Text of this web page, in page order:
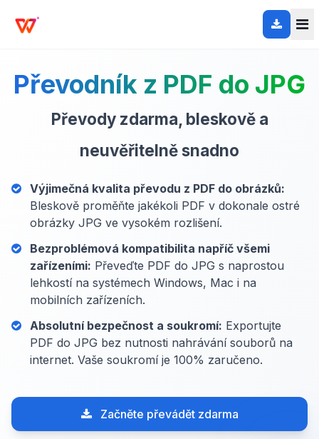
Převodník z PDF do JPG
Převody zdarma, bleskově a
neuvěřitelně snadno
Výjimečná kvalita převodu z PDF do obrázků:
Bleskově proměňte jakékoli PDF v dokonale ostré
obrázky JPG ve vysokém rozlišení.
Bezproblémová kompatibilita napříč všemi
zařízeními: Převeďte PDF do JPG s naprostou
lehkostí na systémech Windows, Mac i na
mobilních zařízeních.
Absolutní bezpečnost a soukromí: Exportujte
PDF do JPG bez nutnosti nahrávání souborů na
internet. Vaše soukromí je 100% zaručeno.
Začněte převádět zdarma